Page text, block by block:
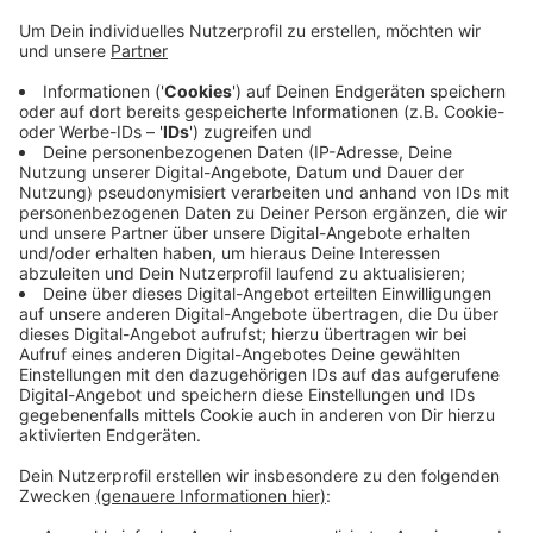
einigen. Die Deutsche Umwelthilfe hat für viele
NRW-Städte auf bessere Luft geklagt. Für Aachen
und Köln hat das Oberverwaltungsgericht schon
Urteile gefällt. Auf der Grundlage wollen das Land
NRW und die Umwelthilfe für die anderen Städte
nach einer außergerichtlichen Einigung suchen. In
Köln wurden Diesel-Fahrverbote angeordnet, in
Aachen nicht. Die Vergleichsverhandlungen werden
vom Gericht geleitet. Und das hat mitgeteilt, dass
es voraussichtlich im Februar um Wuppertal gehen
wird.
Veröffentlicht:Samstag, 26.10.2019 08:06
Anzeige